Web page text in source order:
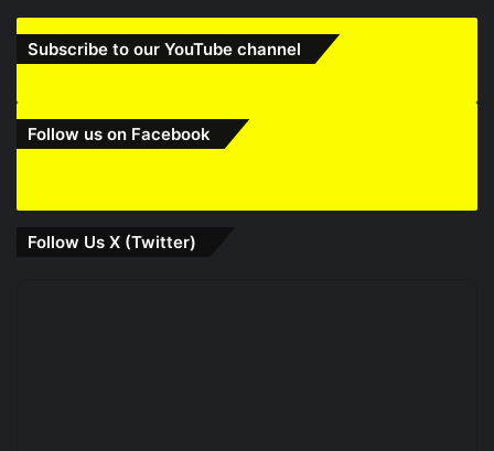
Subscribe to our YouTube channel
Follow us on Facebook
Follow Us X (Twitter)